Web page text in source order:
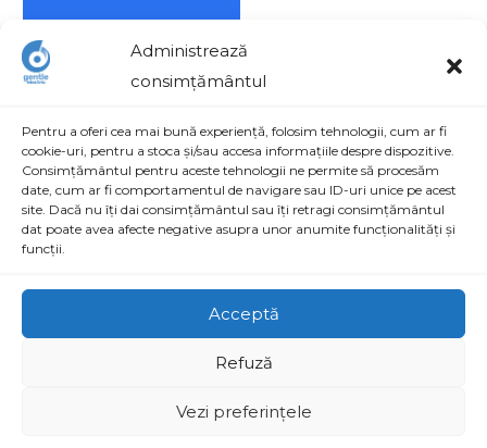
Administrează
consimțământul
Pentru a oferi cea mai bună experiență, folosim tehnologii, cum ar fi
cookie-uri, pentru a stoca și/sau accesa informațiile despre dispozitive.
Consimțământul pentru aceste tehnologii ne permite să procesăm
date, cum ar fi comportamentul de navigare sau ID-uri unice pe acest
site. Dacă nu îți dai consimțământul sau îți retragi consimțământul
dat poate avea afecte negative asupra unor anumite funcționalități și
funcții.
Acceptă
Refuză
Vezi preferințele
Contact